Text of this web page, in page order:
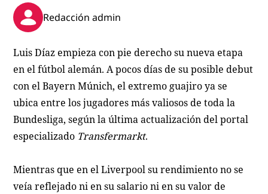
Redacción admin
Luis Díaz empieza con pie derecho su nueva etapa
en el fútbol alemán. A pocos días de su posible debut
con el Bayern Múnich, el extremo guajiro ya se
ubica entre los jugadores más valiosos de toda la
Bundesliga, según la última actualización del portal
especializado Transfermarkt.
Mientras que en el Liverpool su rendimiento no se
veía reflejado ni en su salario ni en su valor de